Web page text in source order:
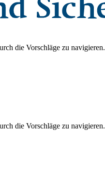
die Vorschläge zu navigieren.
die Vorschläge zu navigieren.